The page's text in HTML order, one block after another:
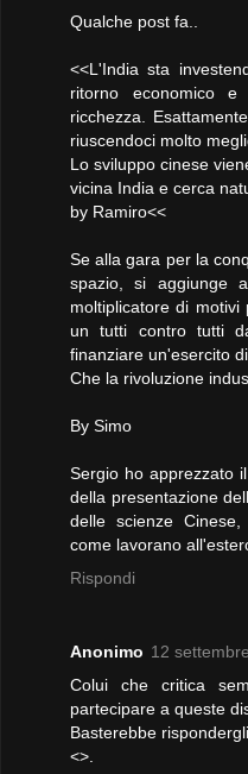
Qualche post fa..
<<L'India sta
ritorno economico
ricchezza.
riuscendoci molto
Lo sviluppo cinese
vicina India e cerca
by Ramiro<<
Se alla gara per la
spazio, si aggiunge
moltiplicatore di
un tutti contro tutti
finanziare un'esercito
Che la rivoluzione
By Simo
Sergio ho apprezzato
della presentazione
delle scienze
come lavorano
Rispondi
Anonimo 12
Colui che critica
partecipare a queste
Basterebbe
<>.